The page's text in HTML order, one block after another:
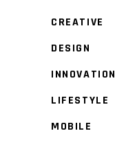
CREATIVE
DESIGN
INNOVATION
LIFESTYLE
MOBILE